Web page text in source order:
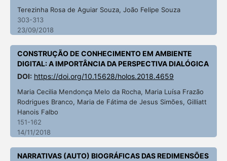
Terezinha Rosa de Aguiar Souza, João Felipe Souza
303-313
23/09/2018
CONSTRUÇÃO DE CONHECIMENTO EM AMBIENTE
DIGITAL: A IMPORTÂNCIA DA PERSPECTIVA DIALÓGICA
DOI: https://doi.org/10.15628/holos.2018.4659
Maria Cecilia Mendonça Melo da Rocha, Maria Luísa Frazão
Rodrigues Branco, Maria de Fátima de Jesus Simões, Gilliatt
Hanois Falbo
151-162
14/11/2018
NARRATIVAS (AUTO) BIOGRÁFICAS DAS REDIMENSÕES